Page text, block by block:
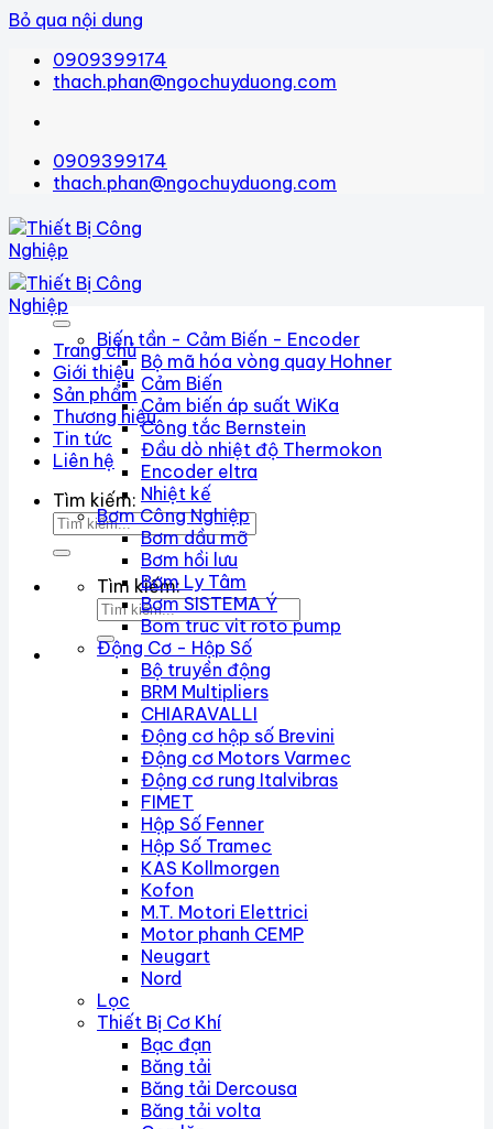
Bỏ qua nội dung
0909399174
thach.phan@ngochuyduong.com
0909399174
thach.phan@ngochuyduong.com
Trang chủ
Giới thiệu
Sản phẩm
Thương hiệu
Tin tức
Liên hệ
Tìm kiếm:
Tìm kiếm:
Biến tần - Cảm Biến - Encoder
Bộ mã hóa vòng quay Hohner
Cảm Biến
Cảm biến áp suất WiKa
Công tắc Bernstein
Đầu dò nhiệt độ Thermokon
Encoder eltra
Nhiệt kế
Bơm Công Nghiệp
Bơm dầu mỡ
Bơm hồi lưu
Bơm Ly Tâm
Bơm SISTEMA Ý
Bom truc vit roto pump
Động Cơ - Hộp Số
Bộ truyền động
BRM Multipliers
CHIARAVALLI
Động cơ hộp số Brevini
Động cơ Motors Varmec
Động cơ rung Italvibras
FIMET
Hộp Số Fenner
Hộp Số Tramec
KAS Kollmorgen
Kofon
M.T. Motori Elettrici
Motor phanh CEMP
Neugart
Nord
Lọc
Thiết Bị Cơ Khí
Bạc đạn
Băng tải
Băng tải Dercousa
Băng tải volta